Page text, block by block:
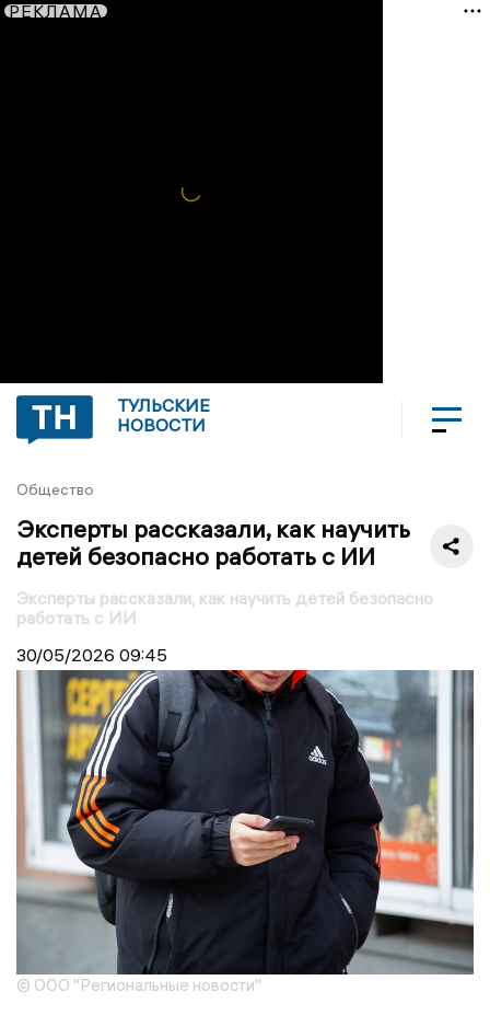
РЕКЛАМА
ТУЛЬСКИЕ
НОВОСТИ
Общество
Эксперты рассказали, как научить
детей безопасно работать с ИИ
Эксперты рассказали, как научить детей безопасно
работать с ИИ
30/05/2026 09:45
© ООО "Региональные новости"